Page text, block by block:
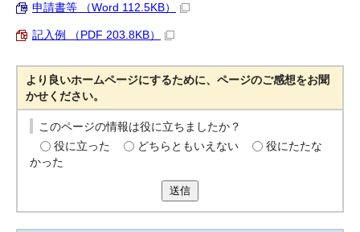
申請書等 （Word 112.5KB）
記入例 （PDF 203.8KB）
より良いホームページにするために、ページのご感想をお聞
かせください。
このページの情報は役に立ちましたか？
役に立った
どちらともいえない
役にたたな
かった
送信